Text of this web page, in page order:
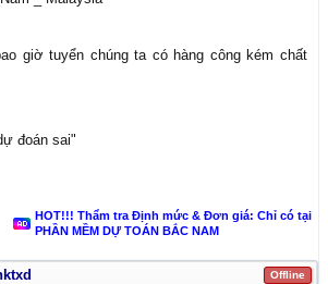
giờ tuyển chúng ta có hàng công kém chất
đoán sai"
HOT!!! Thẩm tra Định mức & Đơn giá: Chỉ có tại
PHẦN MỀM DỰ TOÁN BẮC NAM
Offline